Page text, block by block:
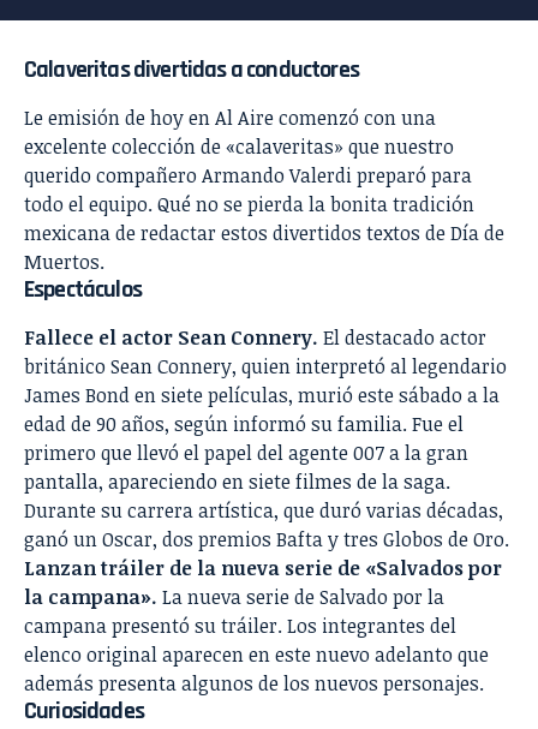
Calaveritas divertidas a conductores
Le emisión de hoy en Al Aire comenzó con una
excelente colección de «calaveritas» que nuestro
querido compañero Armando Valerdi preparó para
todo el equipo. Qué no se pierda la bonita tradición
mexicana de redactar estos divertidos textos de Día de
Muertos.
Espectáculos
Fallece el actor Sean Connery. El destacado actor
británico Sean Connery, quien interpretó al legendario
James Bond en siete películas, murió este sábado a la
edad de 90 años, según informó su familia. Fue el
primero que llevó el papel del agente 007 a la gran
pantalla, apareciendo en siete filmes de la saga.
Durante su carrera artística, que duró varias décadas,
ganó un Oscar, dos premios Bafta y tres Globos de Oro.
Lanzan tráiler de la nueva serie de «Salvados por
la campana». La nueva serie de Salvado por la
campana presentó su tráiler. Los integrantes del
elenco original aparecen en este nuevo adelanto que
además presenta algunos de los nuevos personajes.
Curiosidades